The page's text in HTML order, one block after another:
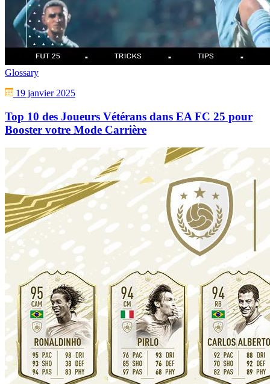
Glossary
19 janvier 2025
Top 10 des Joueurs Vétérans dans EA FC 25 pour
Booster votre Mode Carrière